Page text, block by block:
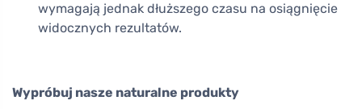
wymagają jednak dłuższego czasu na osiągnięcie
widocznych rezultatów.
Wypróbuj nasze naturalne produkty